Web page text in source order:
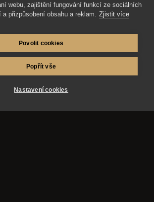
webu, zajištění fungování funkcí ze sociálních
přizpůsobení obsahu a reklam. Zjistit více
Povolit cookies
Popřít vše
Nastavení cookies